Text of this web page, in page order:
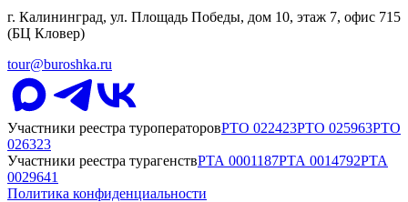
г. Калининград, ул. Площадь Победы, дом 10, этаж 7, офис 715
(БЦ Кловер)
tour@buroshka.ru
Участники реестра туроператоровРТО 022423РТО 025963РТО
026323
Участники реестра турагенствРТА 0001187РТА 0014792РТА
0029641
Политика конфиденциальности